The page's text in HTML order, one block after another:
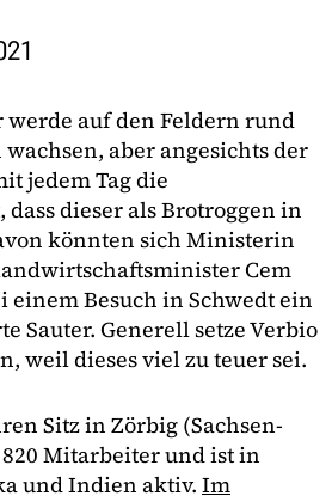
werde auf den Feldern rund
wachsen, aber angesichts der
jedem Tag die
dieser als Brotroggen in
könnten sich Ministerin
Cem
einem Besuch in Schwedt ein
Sauter. Generell setze Verbio
weil dieses viel zu teuer sei.
Sitz in Zörbig (Sachsen-
Mitarbeiter und ist in
und Indien aktiv. Im